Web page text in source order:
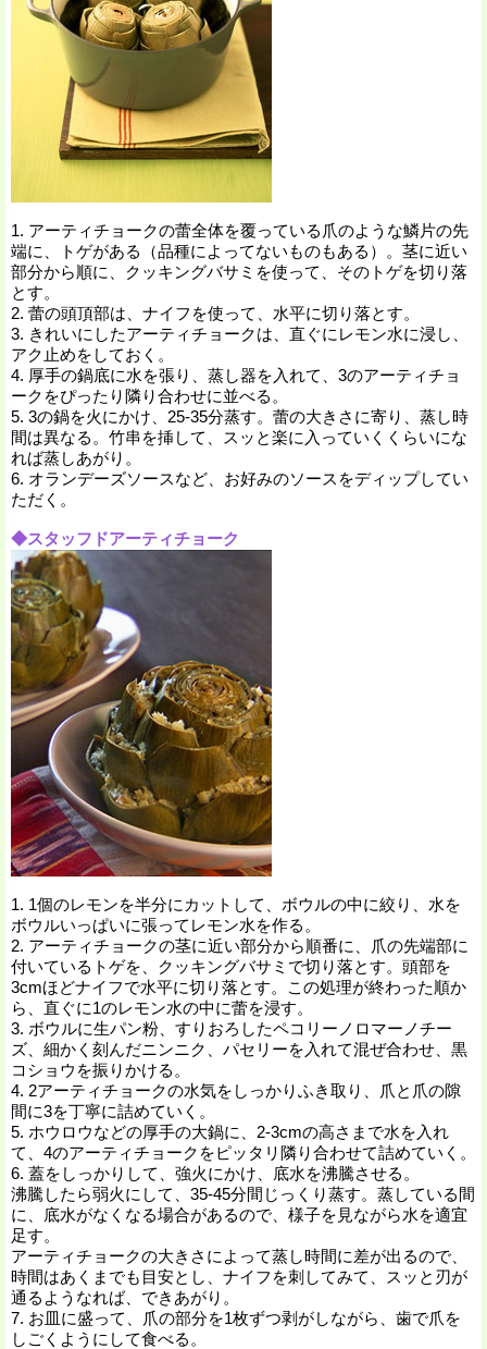
1. アーティチョークの蕾全体を覆っている爪のような鱗片の先
端に、トゲがある（品種によってないものもある）。茎に近い
部分から順に、クッキングバサミを使って、そのトゲを切り落
とす。
2. 蕾の頭頂部は、ナイフを使って、水平に切り落とす。
3. きれいにしたアーティチョークは、直ぐにレモン水に浸し、
アク止めをしておく。
4. 厚手の鍋底に水を張り、蒸し器を入れて、3のアーティチョ
ークをぴったり隣り合わせに並べる。
5. 3の鍋を火にかけ、25-35分蒸す。蕾の大きさに寄り、蒸し時
間は異なる。竹串を挿して、スッと楽に入っていくくらいにな
れば蒸しあがり。
6. オランデーズソースなど、お好みのソースをディップしてい
ただく。
◆スタッフドアーティチョーク
1. 1個のレモンを半分にカットして、ボウルの中に絞り、水を
ボウルいっぱいに張ってレモン水を作る。
2. アーティチョークの茎に近い部分から順番に、爪の先端部に
付いているトゲを、クッキングバサミで切り落とす。頭部を
3cmほどナイフで水平に切り落とす。この処理が終わった順か
ら、直ぐに1のレモン水の中に蕾を浸す。
3. ボウルに生パン粉、すりおろしたペコリーノロマーノチー
ズ、細かく刻んだニンニク、パセリーを入れて混ぜ合わせ、黒
コショウを振りかける。
4. 2アーティチョークの水気をしっかりふき取り、爪と爪の隙
間に3を丁寧に詰めていく。
5. ホウロウなどの厚手の大鍋に、2-3cmの高さまで水を入れ
て、4のアーティチョークをピッタリ隣り合わせて詰めていく。
6. 蓋をしっかりして、強火にかけ、底水を沸騰させる。
沸騰したら弱火にして、35-45分間じっくり蒸す。蒸している間
に、底水がなくなる場合があるので、様子を見ながら水を適宜
足す。
アーティチョークの大きさによって蒸し時間に差が出るので、
時間はあくまでも目安とし、ナイフを刺してみて、スッと刃が
通るようなれば、できあがり。
7. お皿に盛って、爪の部分を1枚ずつ剥がしながら、歯で爪を
しごくようにして食べる。